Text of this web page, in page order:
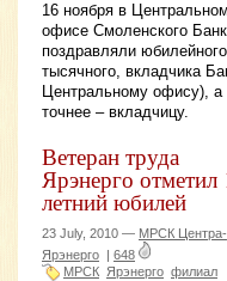
16 ноября в Центральном
офисе Смоленского
поздравляли
тысячного, вкладчика
Центральному офису), а
точнее – вкладчицу.
Ветеран труда
Ярэнерго отметил
летний юбилей
23 July, 2010 — МРСК Центра-
Ярэнерго | 648
МРСК Ярэнерго филиал